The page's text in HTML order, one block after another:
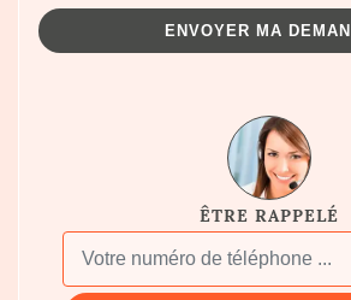
ÊTRE RAPPELÉ